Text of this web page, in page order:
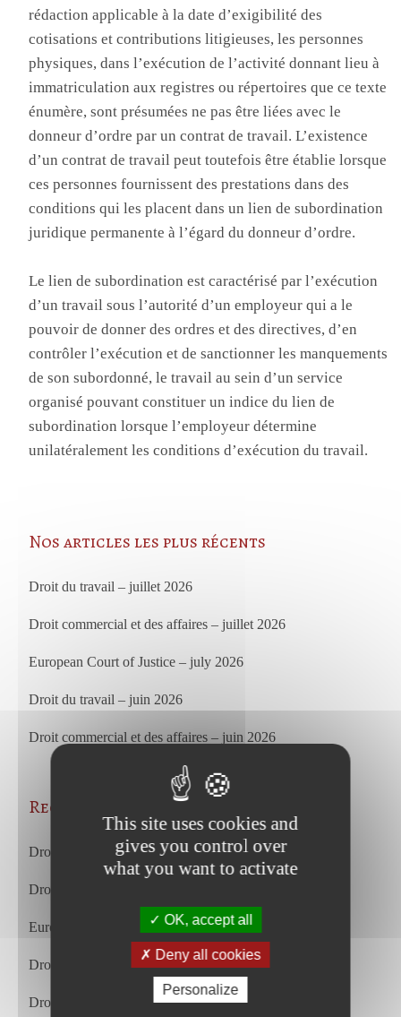
rédaction applicable à la date d’exigibilité des
cotisations et contributions litigieuses, les personnes
physiques, dans l’exécution de l’activité donnant lieu à
immatriculation aux registres ou répertoires que ce texte
énumère, sont présumées ne pas être liées avec le
donneur d’ordre par un contrat de travail. L’existence
d’un contrat de travail peut toutefois être établie lorsque
ces personnes fournissent des prestations dans des
conditions qui les placent dans un lien de subordination
juridique permanente à l’égard du donneur d’ordre.
Le lien de subordination est caractérisé par l’exécution
d’un travail sous l’autorité d’un employeur qui a le
pouvoir de donner des ordres et des directives, d’en
contrôler l’exécution et de sanctionner les manquements
de son subordonné, le travail au sein d’un service
organisé pouvant constituer un indice du lien de
subordination lorsque l’employeur détermine
unilatéralement les conditions d’exécution du travail.
Nos articles les plus récents
Droit du travail – juillet 2026
Droit commercial et des affaires – juillet 2026
European Court of Justice – july 2026
Droit du travail – juin 2026
Droit commercial et des affaires – juin 2026
Recent Posts
Droit du travail – juillet 2026
Droit commercial et des affaires – juillet 2026
European Court of Justice – july 2026
Droit du travail – juin 2026
Droit commercial et des affaires – juin 2026
This site uses cookies and
gives you control over
what you want to activate
OK, accept all
Deny all cookies
Personalize